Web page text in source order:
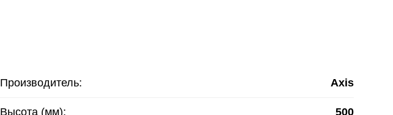
Производитель: Axis
Высота (мм): 500